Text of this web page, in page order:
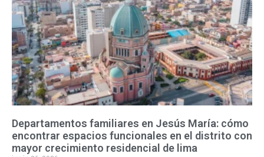
Departamentos familiares en Jesús María: cómo
encontrar espacios funcionales en el distrito con
mayor crecimiento residencial de lima